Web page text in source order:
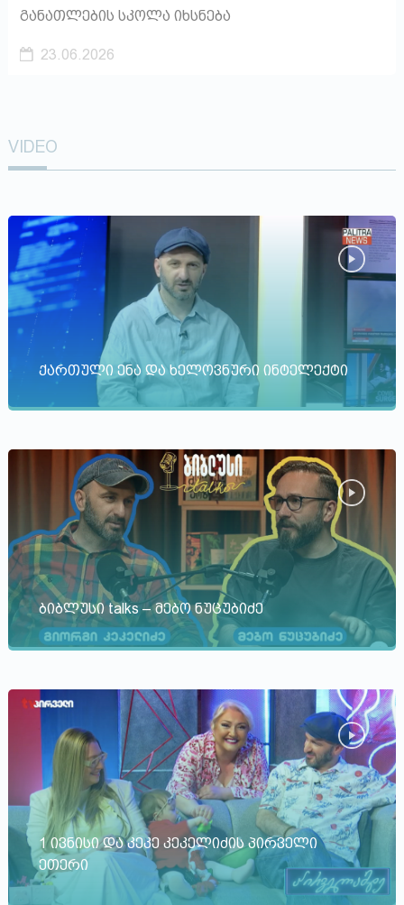
განათლების სკოლა იხსნება
23.06.2026
VIDEO
ქართული ენა და ხელოვნური ინტელექტი
ბიბლუსი talks – მებო ნუცუბიძე
1 ივნისი და კეკე კეკელიძის პირველი
ეთერი